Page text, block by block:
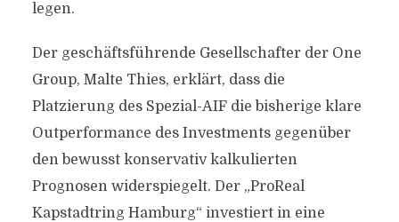
legen.
Der geschäftsführende Gesellschafter der One
Group, Malte Thies, erklärt, dass die
Platzierung des Spezial-AIF die bisherige klare
Outperformance des Investments gegenüber
den bewusst konservativ kalkulierten
Prognosen widerspiegelt. Der „ProReal
Kapstadtring Hamburg“ investiert in eine